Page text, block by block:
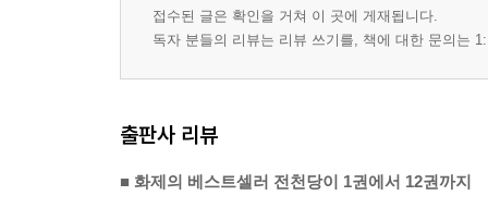
접수된 글은 확인을 거쳐 이 곳에 게재됩니다.
독자 분들의 리뷰는 리뷰 쓰기를, 책에 대한 문의는
출판사 리뷰
■ 화제의 베스트셀러 전천당이 1권에서 12권까지